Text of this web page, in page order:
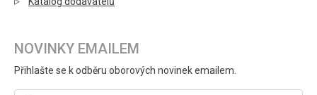
NOVINKY EMAILEM
Přihlašte se k odběru oborových novinek emailem.